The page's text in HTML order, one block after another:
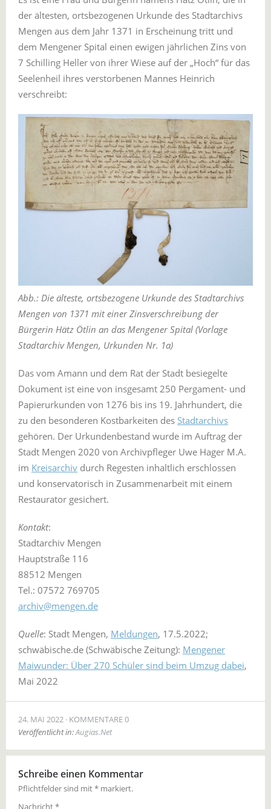
der ältesten, ortsbezogenen Urkunde des Stadtarchivs
Mengen aus dem Jahr 1371 in Erscheinung tritt und
dem Mengener Spital einen ewigen jährlichen Zins von
7 Schilling Heller von ihrer Wiese auf der „Hoch“ für das
Seelenheil ihres verstorbenen Mannes Heinrich
verschreibt:
Abb.: Die älteste, ortsbezogene Urkunde des Stadtarchivs
Mengen von 1371 mit einer Zinsverschreibung der
Bürgerin Hätz Ötlin an das Mengener Spital (Vorlage
Stadtarchiv Mengen, Urkunden Nr. 1a)
Das vom Amann und dem Rat der Stadt besiegelte
Dokument ist eine von insgesamt 250 Pergament- und
Papierurkunden von 1276 bis ins 19. Jahrhundert, die
zu den besonderen Kostbarkeiten des Stadtarchivs
gehören. Der Urkundenbestand wurde im Auftrag der
Stadt Mengen 2020 von Archivpfleger Uwe Hager M.A.
im Kreisarchiv durch Regesten inhaltlich erschlossen
und konservatorisch in Zusammenarbeit mit einem
Restaurator gesichert.
Kontakt:
Stadtarchiv Mengen
Hauptstraße 116
88512 Mengen
Tel.: 07572 769705
archiv@mengen.de
Quelle: Stadt Mengen, Meldungen, 17.5.2022;
schwäbische.de (Schwäbische Zeitung): Mengener
Maiwunder: Über 270 Schüler sind beim Umzug dabei,
Mai 2022
24. MAI 2022 KOMMENTARE 0
Veröffentlicht in:Augias.Net
Schreibe einen Kommentar
Pflichtfelder sind mit* markiert.
Nachricht*